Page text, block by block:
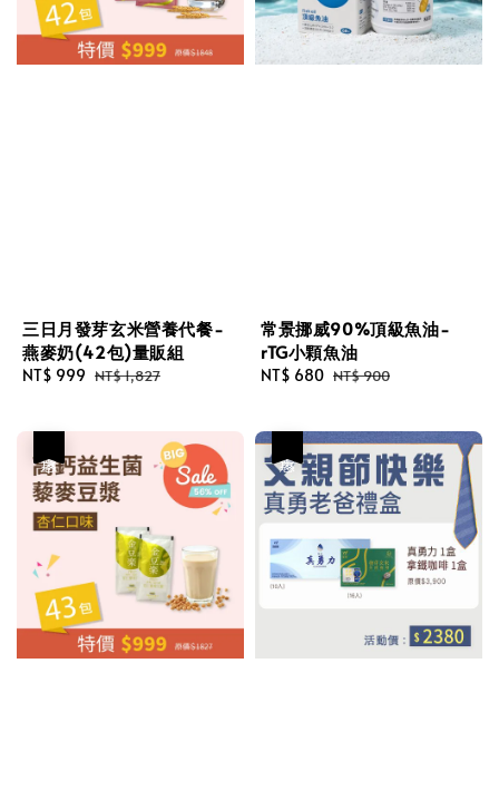
三日月發芽玄米營養代餐-
燕麥奶(42包)量販組
Sale
NT$ 999 Regular
NT$ 1,827
常景挪威90%頂級魚油-
rTG小顆魚油
Sale
NT$ 680 Regular
NT$ 900